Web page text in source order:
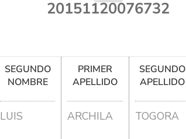
20151120076732
SEGUNDO
NOMBRE
LUIS
PRIMER
APELLIDO
ARCHILA
SEGUNDO
APELLIDO
TOGORA